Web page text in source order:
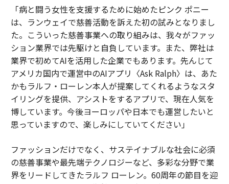
「病と闘う女性を支援するために始めたピンク ポニー
は、ランウェイで慈善活動を訴えた初の試みとなりまし
た。こういった慈善事業への取り組みは、我々がファッ
ション業界では先駆けと自負しています。また、弊社は
業界で初めてAIを活用した企業でもあります。先んじて
アメリカ国内で運営中のAIアプリ〈Ask Ralph〉は、あた
かもラルフ・ローレン本人が提案してくれるようなスタ
イリングを提供、アシストをするアプリで、現在人気を
博しています。今後ヨーロッパや日本でも運営したいと
思っていますので、楽しみにしていてください」
ファッションだけでなく、サステイナブルな社会に必須
の慈善事業や最先端テクノロジーなど、多彩な分野で業
界をリードしてきたラルフ ローレン。60周年の節目を迎